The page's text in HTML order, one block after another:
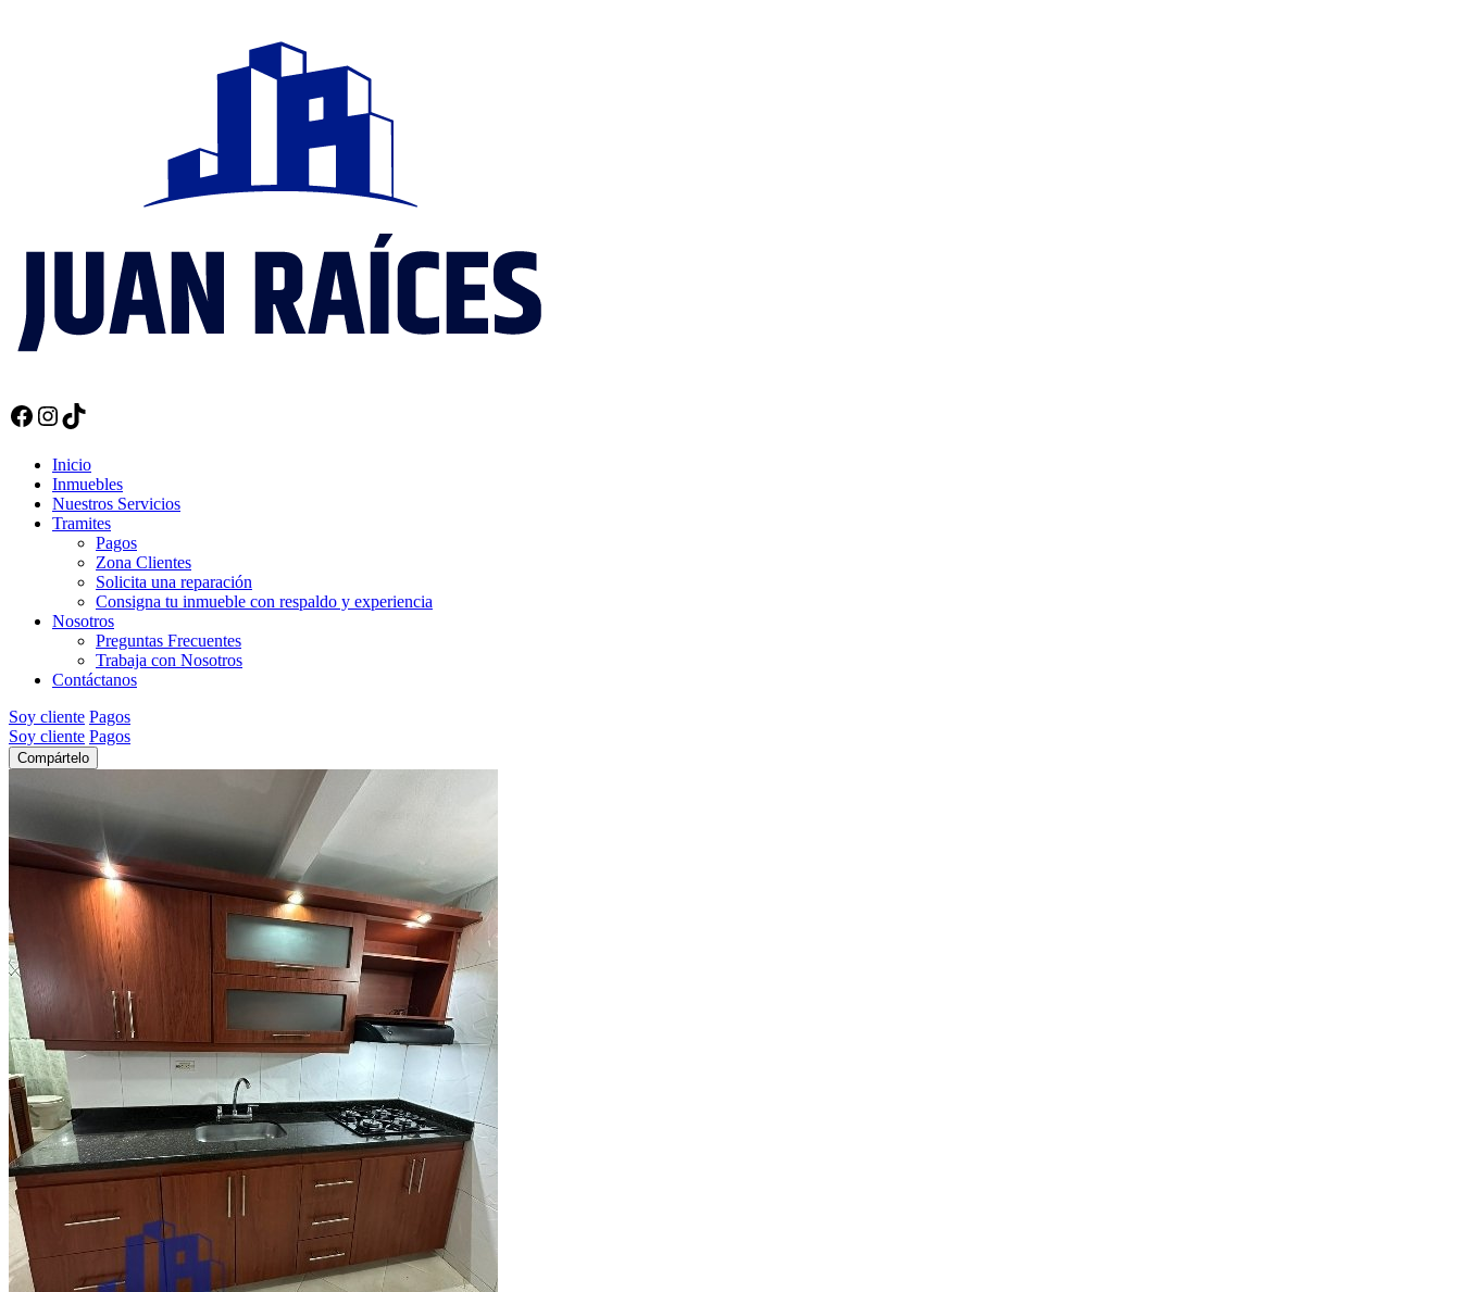
Facebook
Instagram
TikTok
Inicio
Inmuebles
Nuestros Servicios
Tramites
Pagos
Zona Clientes
Solicita una reparación
Consigna tu inmueble con respaldo y experiencia
Nosotros
Preguntas Frecuentes
Trabaja con Nosotros
Contáctanos
Soy cliente Pagos
Soy cliente Pagos
Compártelo